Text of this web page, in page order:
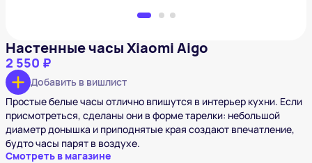
Настенные часы Xiaomi Aigo
2 550 ₽
Добавить в вишлист
Простые белые часы отлично впишутся в интерьер кухни. Если
присмотреться, сделаны они в форме тарелки: небольшой
диаметр донышка и приподнятые края создают впечатление,
будто часы парят в воздухе.
Смотреть в магазине